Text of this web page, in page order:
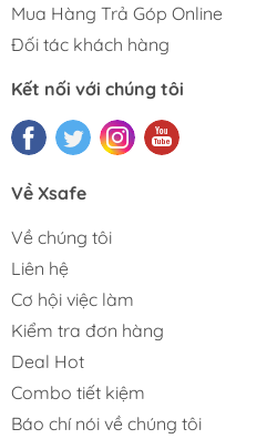
Mua Hàng Trả Góp Online
Đối tác khách hàng
Kết nối với chúng tôi
Về Xsafe
Về chúng tôi
Liên hệ
Cơ hội việc làm
Kiểm tra đơn hàng
Deal Hot
Combo tiết kiệm
Báo chí nói về chúng tôi